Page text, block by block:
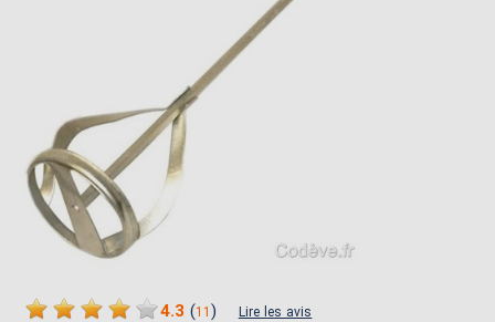
4.3 (11 ) Lire les avis